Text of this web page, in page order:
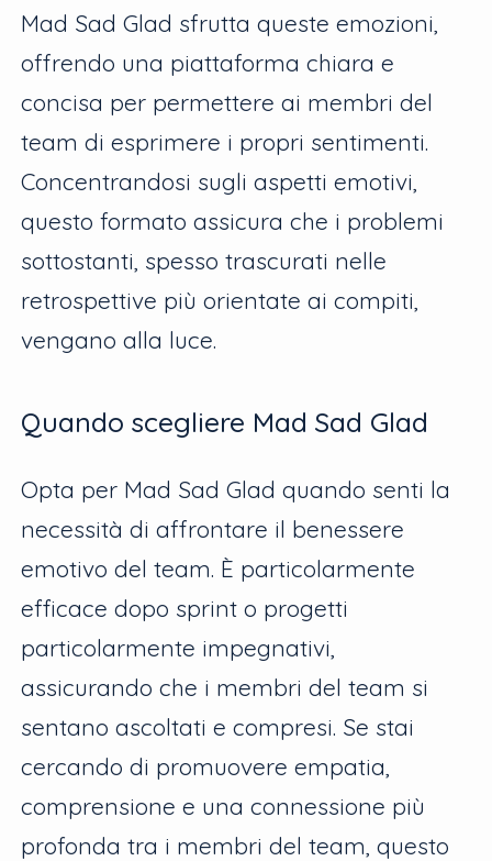
Mad Sad Glad sfrutta queste emozioni,
offrendo una piattaforma chiara e
concisa per permettere ai membri del
team di esprimere i propri sentimenti.
Concentrandosi sugli aspetti emotivi,
questo formato assicura che i problemi
sottostanti, spesso trascurati nelle
retrospettive più orientate ai compiti,
vengano alla luce.
Quando scegliere Mad Sad Glad
Opta per Mad Sad Glad quando senti la
necessità di affrontare il benessere
emotivo del team. È particolarmente
efficace dopo sprint o progetti
particolarmente impegnativi,
assicurando che i membri del team si
sentano ascoltati e compresi. Se stai
cercando di promuovere empatia,
comprensione e una connessione più
profonda tra i membri del team, questo